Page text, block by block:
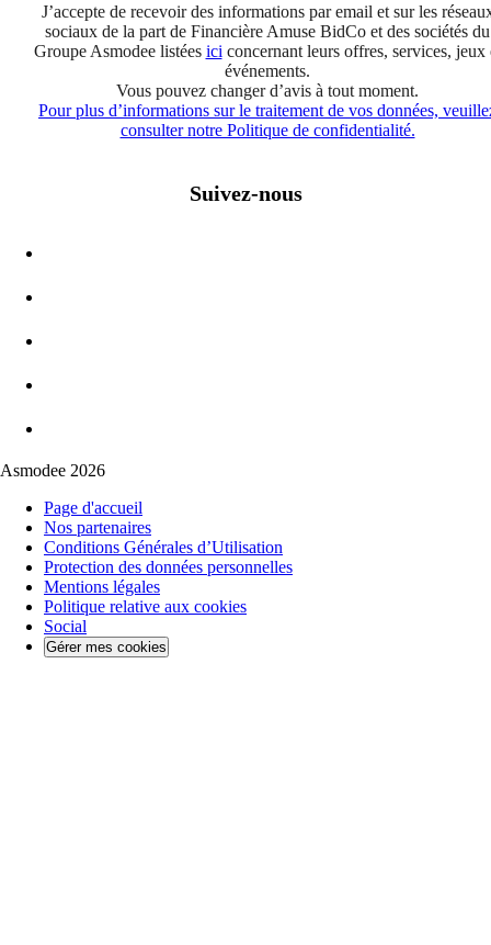
J’accepte de recevoir des informations par email et sur les
sociaux de la part de Financière Amuse BidCo et des sociétés du
Groupe Asmodee listées ici concernant leurs offres, services, jeux
événements.
Vous pouvez changer d’avis à tout moment.
Pour plus d’informations sur le traitement de vos données,
consulter notre Politique de confidentialité.
Suivez-nous
Asmodee 2026
Page d'accueil
Nos partenaires
Conditions Générales d’Utilisation
Protection des données personnelles
Mentions légales
Politique relative aux cookies
Social
Gérer mes cookies